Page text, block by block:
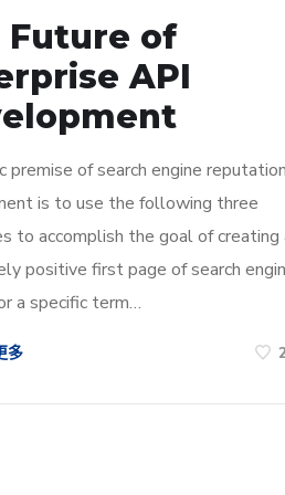
Future of
API
premise of search engine reputation
is to use the following three
to accomplish the goal of creating
positive first page of search
a specific term…
多